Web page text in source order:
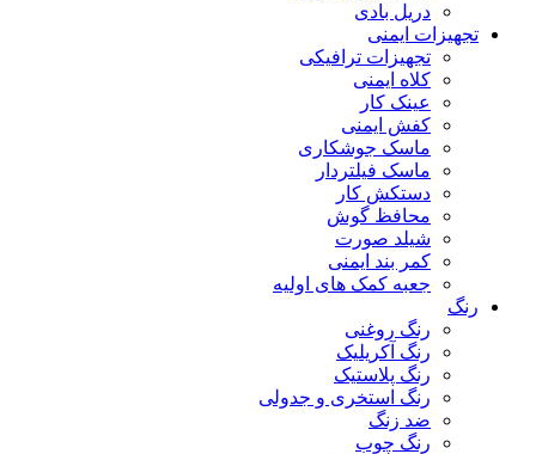
دریل بادی
تجهیزات ایمنی
تجهیزات ترافیکی
کلاه ایمنی
عینک کار
کفش ایمنی
ماسک جوشکاری
ماسک فیلتردار
دستکش کار
محافظ گوش
شیلد صورت
کمر بند ایمنی
جعبه کمک های اولیه
رنگ
رنگ روغنی
رنگ آکریلیک
رنگ پلاستیک
رنگ استخری و جدولی
ضد زنگ
رنگ چوب